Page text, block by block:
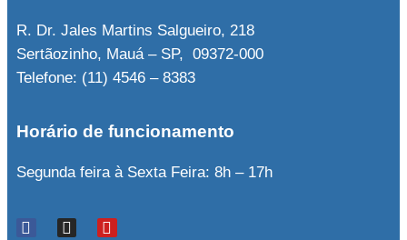
R. Dr. Jales Martins Salgueiro, 218
Sertãozinho, Mauá – SP, 09372-000
Telefone: (11) 4546 – 8383
Horário de funcionamento
Segunda feira à Sexta Feira: 8h – 17h